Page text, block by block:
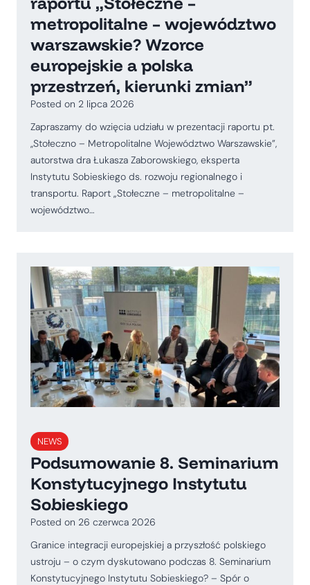
metropolitalne – województwo
warszawskie? Wzorce
europejskie a polska
przestrzeń, kierunki zmian”
Posted on 2 lipca 2026
Zapraszamy do wzięcia udziału w prezentacji raportu pt.
,,Stołeczno – Metropolitalne Województwo Warszawskie”,
autorstwa dra Łukasza Zaborowskiego, eksperta
Instytutu Sobieskiego ds. rozwoju regionalnego i
transportu. Raport „Stołeczne – metropolitalne –
województwo…
NEWS
Podsumowanie 8. Seminarium
Konstytucyjnego Instytutu
Sobieskiego
Posted on 26 czerwca 2026
Granice integracji europejskiej a przyszłość polskiego
ustroju – o czym dyskutowano podczas 8. Seminarium
Konstytucyjnego Instytutu Sobieskiego? – Spór o